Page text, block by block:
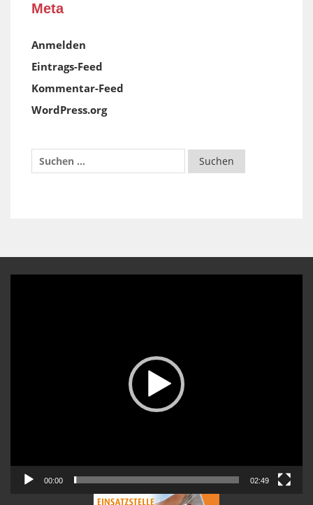
Meta
Anmelden
Eintrags-Feed
Kommentar-Feed
WordPress.org
00:00 02:49